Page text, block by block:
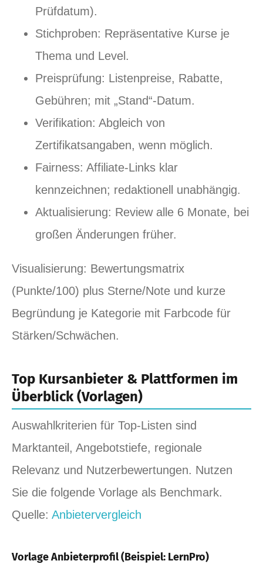
Prüfdatum).
Stichproben: Repräsentative Kurse je
Thema und Level.
Preisprüfung: Listenpreise, Rabatte,
Gebühren; mit „Stand“-Datum.
Verifikation: Abgleich von
Zertifikatsangaben, wenn möglich.
Fairness: Affiliate‑Links klar
kennzeichnen; redaktionell unabhängig.
Aktualisierung: Review alle 6 Monate, bei
großen Änderungen früher.
Visualisierung: Bewertungsmatrix
(Punkte/100) plus Sterne/Note und kurze
Begründung je Kategorie mit Farbcode für
Stärken/Schwächen.
Top Kursanbieter & Plattformen im
Überblick (Vorlagen)
Auswahlkriterien für Top‑Listen sind
Marktanteil, Angebotstiefe, regionale
Relevanz und Nutzerbewertungen. Nutzen
Sie die folgende Vorlage als Benchmark.
Quelle: Anbietervergleich
Vorlage Anbieterprofil (Beispiel: LernPro)